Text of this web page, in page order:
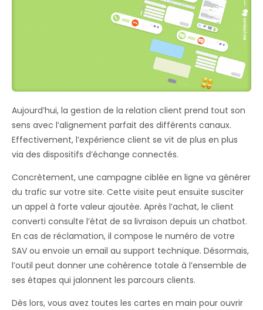
Aujourd’hui, la gestion de la relation client prend tout son
sens avec l’alignement parfait des différents canaux.
Effectivement, l’expérience client se vit de plus en plus
via des dispositifs d’échange connectés.
Concrètement, une campagne ciblée en ligne va générer
du trafic sur votre site. Cette visite peut ensuite susciter
un appel à forte valeur ajoutée. Après l’achat, le client
converti consulte l’état de sa livraison depuis un chatbot.
En cas de réclamation, il compose le numéro de votre
SAV ou envoie un email au support technique. Désormais,
l’outil peut donner une cohérence totale à l’ensemble de
ses étapes qui jalonnent les parcours clients.
Dès lors, vous avez toutes les cartes en main pour ouvrir